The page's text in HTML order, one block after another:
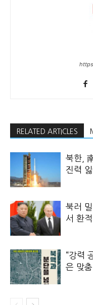
RELATED ARTICLES
북한,
진력
북러
서 환
“강력
은 맞